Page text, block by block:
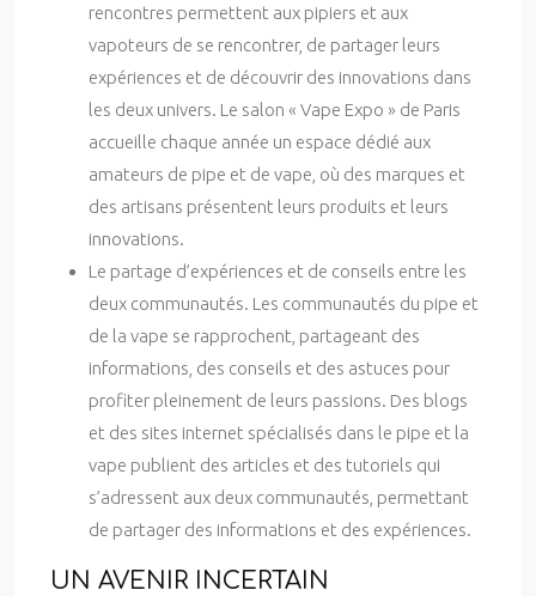
rencontres permettent aux pipiers et aux
vapoteurs de se rencontrer, de partager leurs
expériences et de découvrir des innovations dans
les deux univers. Le salon « Vape Expo » de Paris
accueille chaque année un espace dédié aux
amateurs de pipe et de vape, où des marques et
des artisans présentent leurs produits et leurs
innovations.
Le partage d’expériences et de conseils entre les
deux communautés. Les communautés du pipe et
de la vape se rapprochent, partageant des
informations, des conseils et des astuces pour
profiter pleinement de leurs passions. Des blogs
et des sites internet spécialisés dans le pipe et la
vape publient des articles et des tutoriels qui
s’adressent aux deux communautés, permettant
de partager des informations et des expériences.
UN AVENIR INCERTAIN